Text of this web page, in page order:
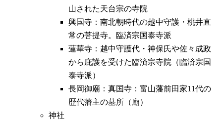
山された天台宗の寺院
興国寺：南北朝時代の越中守護・桃井直
常の菩提寺。臨済宗国泰寺派
蓮華寺：越中守護代・神保氏や佐々成政
から庇護を受けた臨済宗寺院（臨済宗国
泰寺派）
長岡御廟：真国寺：富山藩前田家11代の
歴代藩主の墓所（廟）
神社